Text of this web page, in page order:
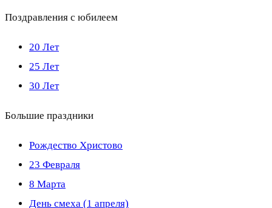
Поздравления с юбилеем
20 Лет
25 Лет
30 Лет
Большие праздники
Рождество Христово
23 Февраля
8 Марта
День смеха (1 апреля)